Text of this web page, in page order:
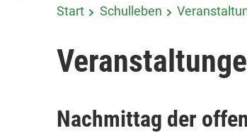
Start Schulleben
Nach­mittag der